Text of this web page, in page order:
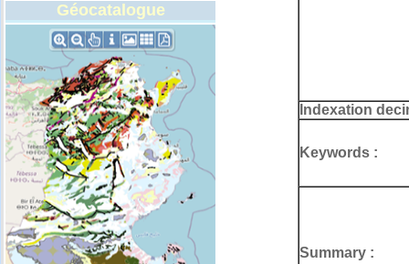
Géocatalogue
Indexation
Keywords :
Summary :